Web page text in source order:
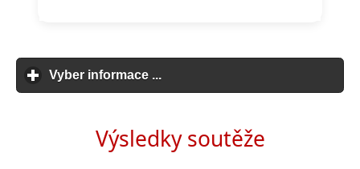
Vyber informace ...click to expand contents
Výsledky soutěže